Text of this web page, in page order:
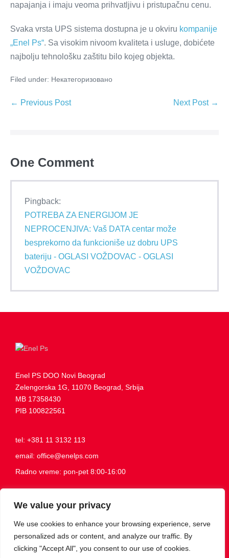
We value your privacy
We use cookies to enhance your browsing experience, serve
personalized ads or content, and analyze our traffic. By
clicking "Accept All", you consent to our use of cookies.
napajanja i imaju veoma prihvatljivu i pristupačnu cenu.
Svaka vrsta UPS sistema dostupna je u okviru kompanije
„Enel Ps“. Sa visokim nivoom kvaliteta i usluge, dobićete
najbolju tehnološku zaštitu bilo kojeg objekta.
Filed under: Некатегоризовано
← Previous Post Next Post →
One Comment
Pingback:
POTREBA ZA ENERGIJOM JE
NEPROCENJIVA: Vaš DATA centar može
besprekorno da funkcioniše uz dobru UPS
bateriju - OGLASI VOŽDOVAC - OGLASI
VOŽDOVAC
Enel PS DOO Novi Beograd
Zelengorska 1G, 11070 Beograd, Srbija
MB 17358430
PIB 100822561
tel: +381 11 3132 113
email: office@enelps.com
Radno vreme: pon-pet 8:00-16:00
Politika privatnosti
Budi naš prijatelj